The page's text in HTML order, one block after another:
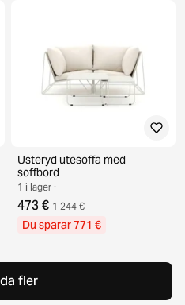
Usteryd utesoffa med
soffbord
1 i lager ·
473 € 1 244 €
Du sparar 771 €
fler